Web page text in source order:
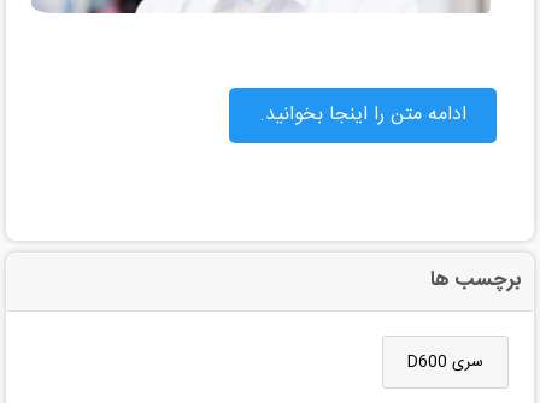
ادامه متن را اینجا بخوانید.
برچسب ها
سری D600